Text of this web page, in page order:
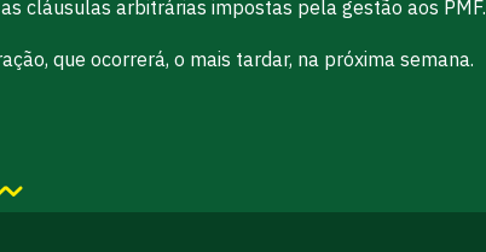
cláusulas arbitrárias impostas pela gestão aos PMF.
que ocorrerá, o mais tardar, na próxima semana.